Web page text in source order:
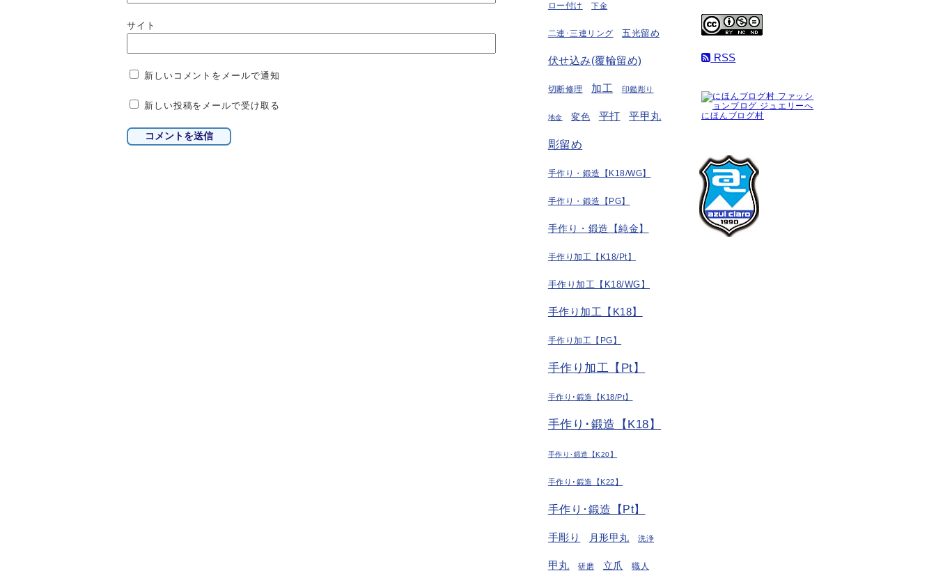
サイト
新しいコメントをメールで通知
新しい投稿をメールで受け取る
ロー付け 下金
二連･三連リング 五光留め
伏せ込み(覆輪留め)
切断修理 加工 印鑑彫り
地金 変色 平打 平甲丸
彫留め
手作り・鍛造【K18/WG】
手作り・鍛造【PG】
手作り・鍛造【純金】
手作り加工【K18/Pt】
手作り加工【K18/WG】
手作り加工【K18】
手作り加工【PG】
手作り加工【Pt】
手作り･鍛造【K18/Pt】
手作り･鍛造【K18】
手作り･鍛造【K20】
手作り･鍛造【K22】
手作り･鍛造【Pt】
手彫り 月形甲丸 洗浄
甲丸 研磨 立爪 職人
RSS
にほんブログ村